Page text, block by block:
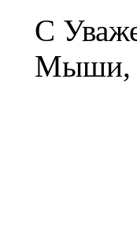
С
Мыши,